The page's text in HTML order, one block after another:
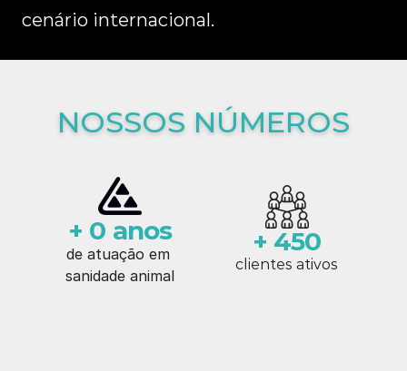
cenário internacional.
NOSSOS NÚMEROS
+ 0 anos
de atuação em
sanidade animal
+ 450
clientes ativos